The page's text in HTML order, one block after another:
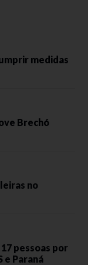
medidas
Brechó
no
pessoas por
e Paraná